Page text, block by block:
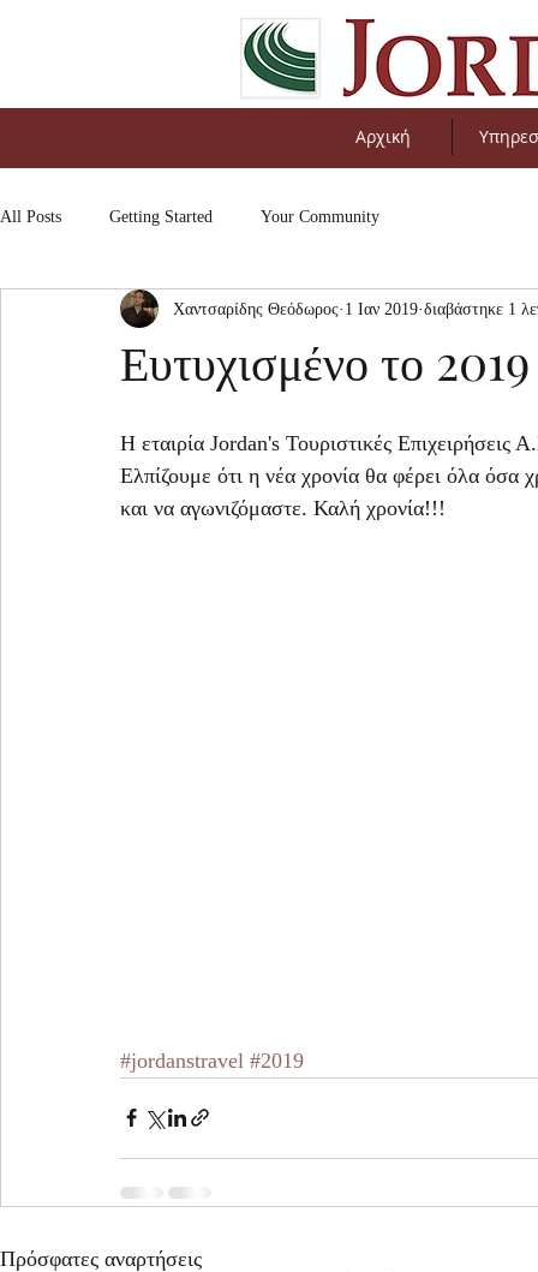
Αρχική
All Posts Getting Started Your Community
Ευτυχισμένο το 2019
Χαντσαρίδης Θεόδωρος 1 Ιαν 2019 διαβάστηκε 1
Η εταιρία Jordan's Τουριστικές Επιχειρήσεις
Ελπίζουμε ότι η νέα χρονία θα φέρει όλα όσα
και να αγωνιζόμαστε. Καλή χρονία!!!
#jordanstravel #2019
Πρόσφατες αναρτήσεις